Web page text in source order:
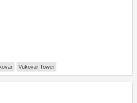
Vukovar Tower